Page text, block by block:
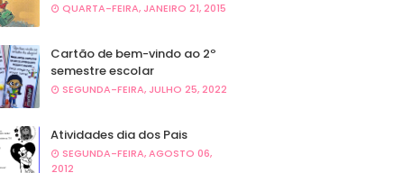
QUARTA-FEIRA, JANEIRO 21, 2015
Cartão de bem-vindo ao 2º
semestre escolar
SEGUNDA-FEIRA, JULHO 25, 2022
Atividades dia dos Pais
SEGUNDA-FEIRA, AGOSTO 06,
2012